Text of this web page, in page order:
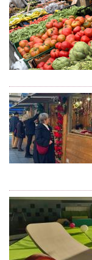
m
G
u
l
a
r
d
e
c
e
r
a